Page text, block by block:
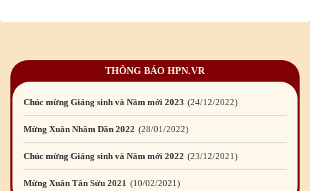
THÔNG BÁO HPN.VR
Mừng Xuân Giáp Thìn 2024 09/02/2024
Mừng Xuân Quý Mão 2023 14/01/2023
Chúc mừng Giáng sinh và Năm mới 2023 24/12/2022
Mừng Xuân Nhâm Dần 2022 28/01 /2022
Chúc mừng Giáng sinh và Năm mới 2022 23/12/2021
Mừng Xuân Tân Sửu 2021 10/02/2021